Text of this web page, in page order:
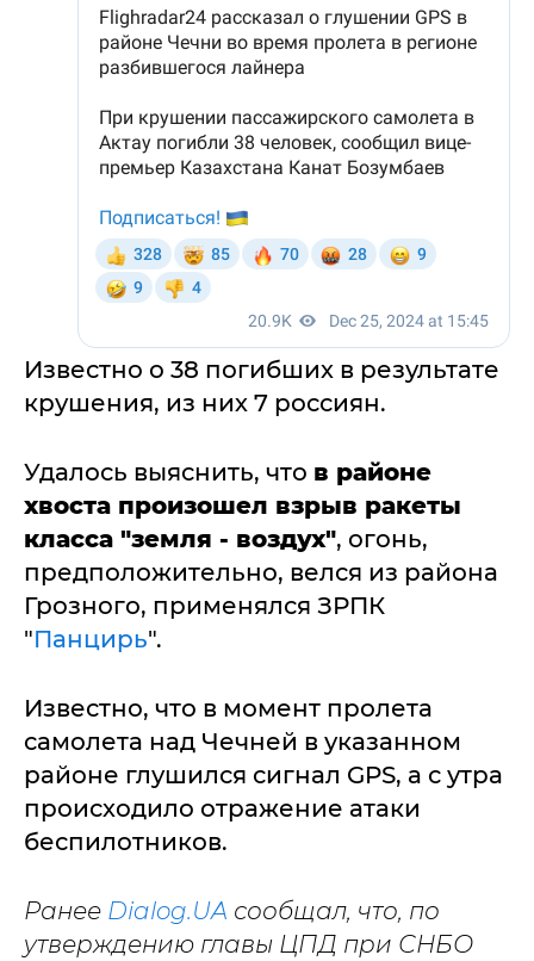
Известно о 38 погибших в результате
крушения, из них 7 россиян.
Удалось выяснить, что в районе
хвоста произошел взрыв ракеты
класса "земля - воздух", огонь,
предположительно, велся из района
Грозного, применялся ЗРПК
"Панцирь".
Известно, что в момент пролета
самолета над Чечней в указанном
районе глушился сигнал GPS, а с утра
происходило отражение атаки
беспилотников.
Ранее Dialog.UA сообщал, что, по
утверждению главы ЦПД при СНБО